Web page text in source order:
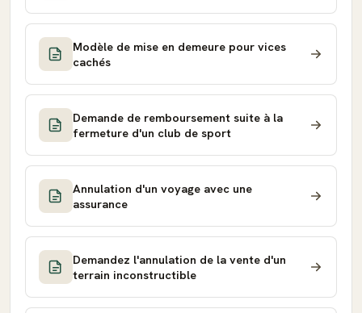
Modèle de mise en demeure pour vices
cachés
Demande de remboursement suite à la
fermeture d'un club de sport
Annulation d'un voyage avec une
assurance
Demandez l'annulation de la vente d'un
terrain inconstructible